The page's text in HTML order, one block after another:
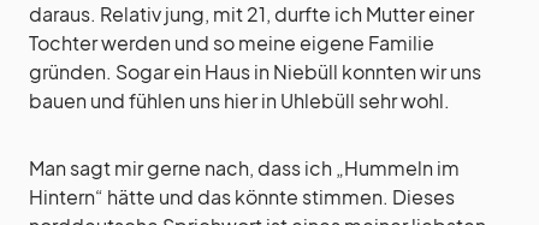
daraus. Relativ jung, mit 21, durfte ich Mutter einer
Tochter werden und so meine eigene Familie
gründen. Sogar ein Haus in Niebüll konnten wir uns
bauen und fühlen uns hier in Uhlebüll sehr wohl.
Man sagt mir gerne nach, dass ich „Hummeln im
Hintern“ hätte und das könnte stimmen. Dieses